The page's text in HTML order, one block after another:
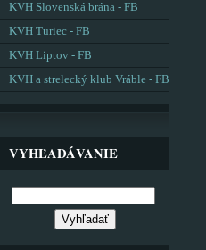
KVH Slovenská brána - FB
KVH Turiec - FB
KVH Liptov - FB
KVH a strelecký klub Vráble - FB
VYHĽADÁVANIE